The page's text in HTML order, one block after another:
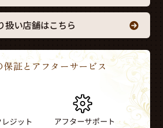
扱い店舗はこちら
証とアフターサービス